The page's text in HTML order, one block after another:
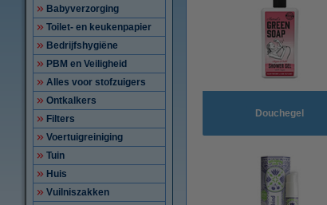
Babyverzorging
Toilet- en keukenpapier
Bedrijfshygiëne
PBM en Veiligheid
Alles voor stofzuigers
Ontkalkers
Filters
Voertuigreiniging
Tuin
Huis
Vuilniszakken
Douchegel